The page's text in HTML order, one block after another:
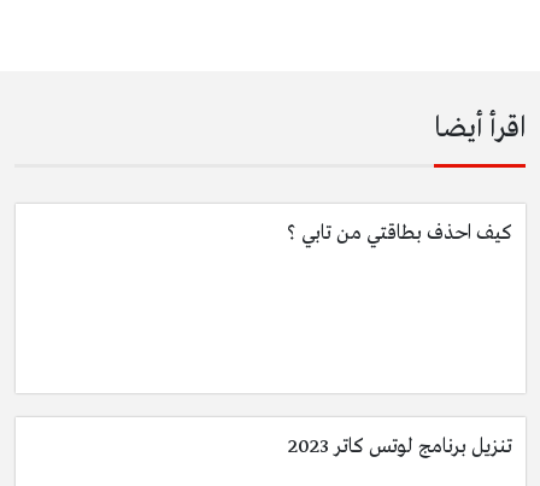
اقرأ أيضا
كيف احذف بطاقتي من تابي ؟
تنزيل برنامج لوتس كاتر 2023